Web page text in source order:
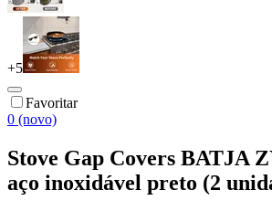
+5
Favoritar
0 (novo)
Stove Gap Covers BATJA
aço inoxidável preto (2